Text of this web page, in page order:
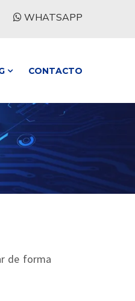
WHATSAPP
CONTACTO
de forma